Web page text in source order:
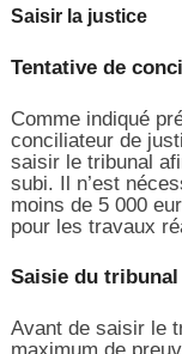
Saisir la justice
Tentative de
Comme indiqué
conciliateur de
saisir le tribunal
subi. Il n’est
moins de 5 000
pour les travaux
Saisie du
Avant de saisir le